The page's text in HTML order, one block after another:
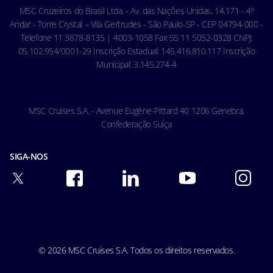
Condições gerais de transporte
MSC Cruzeiros do Brasil Ltda. - Av. das Nações Unidas, 14.171 - 4º
Andar - Torre Crystal – Vila Gertrudes - São Paulo-SP - CEP 04794-000 -
Telefone 11 3878-8135 | 4003-1058 Fax 55 11 5052-0328 CNPJ:
05.102.954/0001-29 Inscrição Estadual: 145.416.810.117 Inscrição
Municipal: 3.145.274-4
MSC Cruises S.A. - Avenue Eugène-Pittard 40 1206 Genebra,
Confederação Suíça
SIGA-NOS
© 2026 MSC Cruises S.A. Todos os direitos reservados.